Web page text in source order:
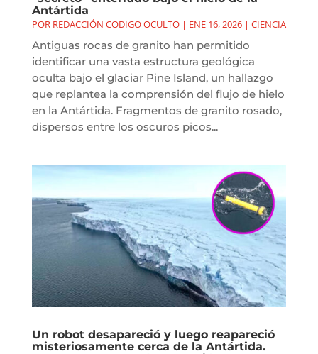
Antártida
POR REDACCIÓN CODIGO OCULTO| ENE 16, 2026| CIENCIA
Antiguas rocas de granito han permitido
identificar una vasta estructura geológica
oculta bajo el glaciar Pine Island, un hallazgo
que replantea la comprensión del flujo de hielo
en la Antártida. Fragmentos de granito rosado,
dispersos entre los oscuros picos...
Un robot desapareció y luego reapareció
misteriosamente cerca de la Antártida.